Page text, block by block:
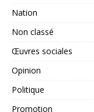
Nation
Non classé
Œuvres sociales
Opinion
Politique
Promotion